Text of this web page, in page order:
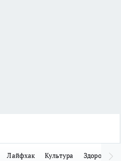
Лайфхак Культура Здоровье